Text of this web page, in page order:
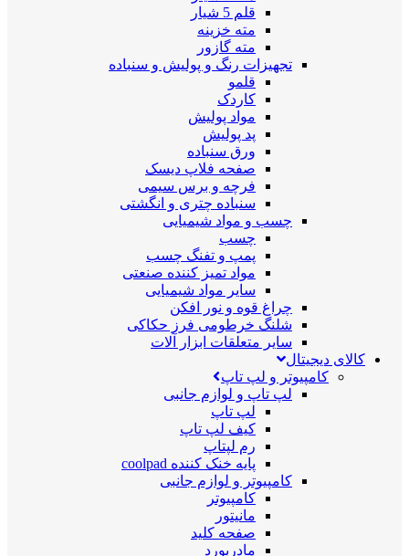
قلم 5 شیار
مته خزینه
مته گازور
تجهیزات رنگ و پولیش و سنباده
قلمو
کاردک
مواد پولیش
پد پولیش
ورق سنباده
صفحه فلاپ دیسک
فرچه و برس سیمی
سنباده چتری و انگشتی
چسب و مواد شیمیایی
چسب
پمپ و تفنگ چسب
مواد تمیز کننده صنعتی
سایر مواد شیمیایی
چراغ قوه و نور افکن
شلنگ خرطومی فرز حکاکی
سایر متعلقات ابزار آلات
کالای دیجیتال
کامپیوتر و لپ تاپ
لپ تاپ و لوازم جانبی
لپ تاپ
کیف لپ تاپ
رم لپتاپ
پایه خنک کننده coolpad
کامپیوتر و لوازم جانبی
کامپیوتر
مانیتور
صفحه کلید
مادربورد